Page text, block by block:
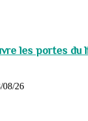
les portes du
08/26